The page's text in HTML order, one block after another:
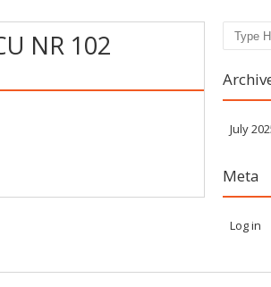
NR 102 Search
July
Meta
Log in